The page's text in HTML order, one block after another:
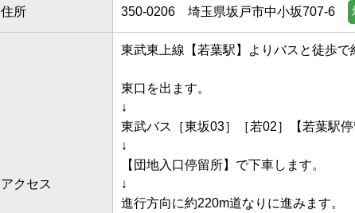
住所 350-0206 埼玉県坂戸市中小坂707-6
アクセス
東武東上線【若葉駅】よりバスと徒歩で
東口を出ます。
↓
東武バス［東坂03］［若02］【若葉駅停
↓
【団地入口停留所】で下車します。
↓
進行方向に約220m道なりに進みます。